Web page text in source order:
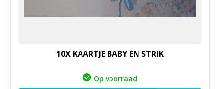
10X KAARTJE BABY EN STRIK
Op voorraad